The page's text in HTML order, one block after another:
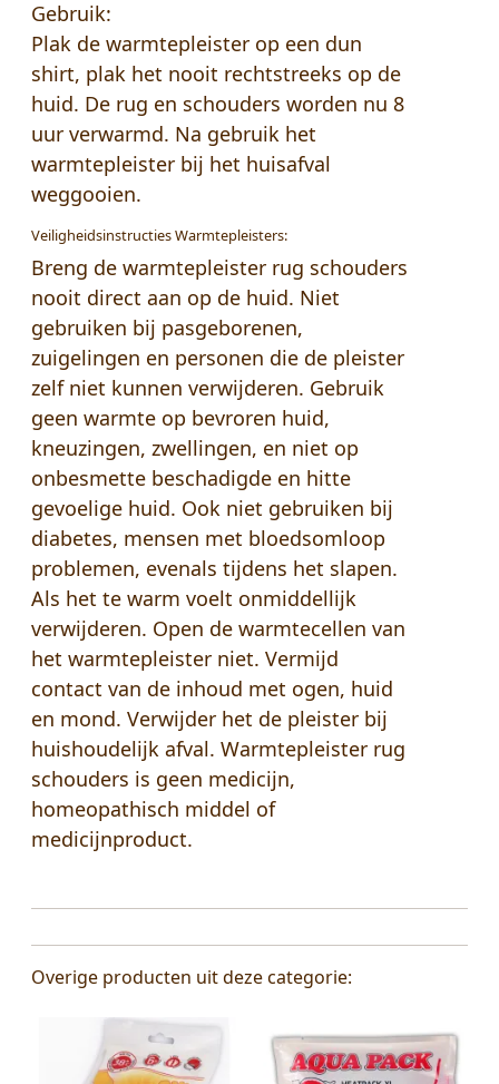
Gebruik:
Plak de warmtepleister op een dun
shirt, plak het nooit rechtstreeks op de
huid. De rug en schouders worden nu 8
uur verwarmd. Na gebruik het
warmtepleister bij het huisafval
weggooien.
Veiligheidsinstructies Warmtepleisters:
Breng de warmtepleister rug schouders
nooit direct aan op de huid. Niet
gebruiken bij pasgeborenen,
zuigelingen en personen die de pleister
zelf niet kunnen verwijderen. Gebruik
geen warmte op bevroren huid,
kneuzingen, zwellingen, en niet op
onbesmette beschadigde en hitte
gevoelige huid. Ook niet gebruiken bij
diabetes, mensen met bloedsomloop
problemen, evenals tijdens het slapen.
Als het te warm voelt onmiddellijk
verwijderen. Open de warmtecellen van
het warmtepleister niet. Vermijd
contact van de inhoud met ogen, huid
en mond. Verwijder het de pleister bij
huishoudelijk afval. Warmtepleister rug
schouders is geen medicijn,
homeopathisch middel of
medicijnproduct.
Overige producten uit deze categorie: